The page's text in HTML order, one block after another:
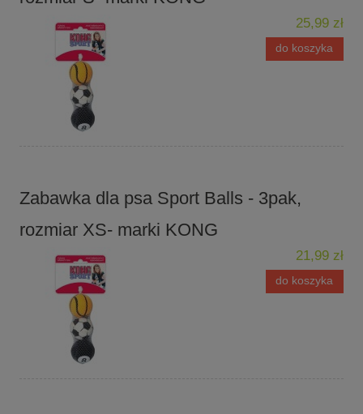
25,99 zł
do koszyka
Zabawka dla psa Sport Balls - 3pak,
rozmiar XS- marki KONG
21,99 zł
do koszyka